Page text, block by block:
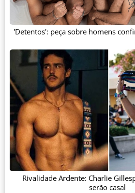
'Detentos': peça sobre homens
Rivalidade Ardente: Charlie
serão casal